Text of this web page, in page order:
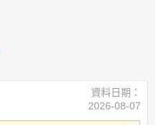
資料日期：
2026-08-07